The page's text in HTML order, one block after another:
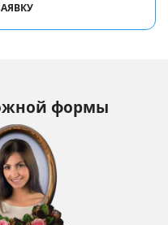
формы